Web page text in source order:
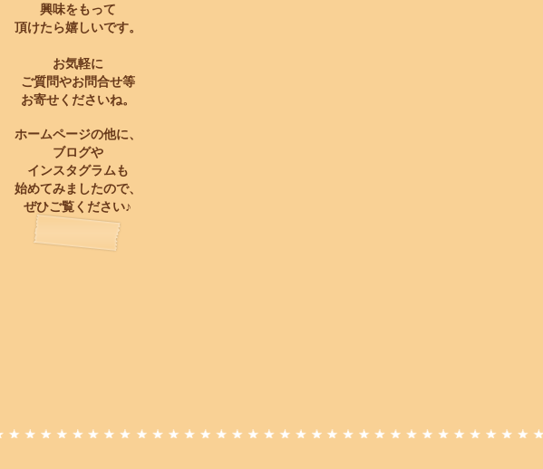
興味をもって
頂けたら嬉しいです。
お気軽に
ご質問やお問合せ等
お寄せくださいね。
ホームページの他に、
ブログや
インスタグラムも
始めてみましたので、
​ぜひご覧ください♪